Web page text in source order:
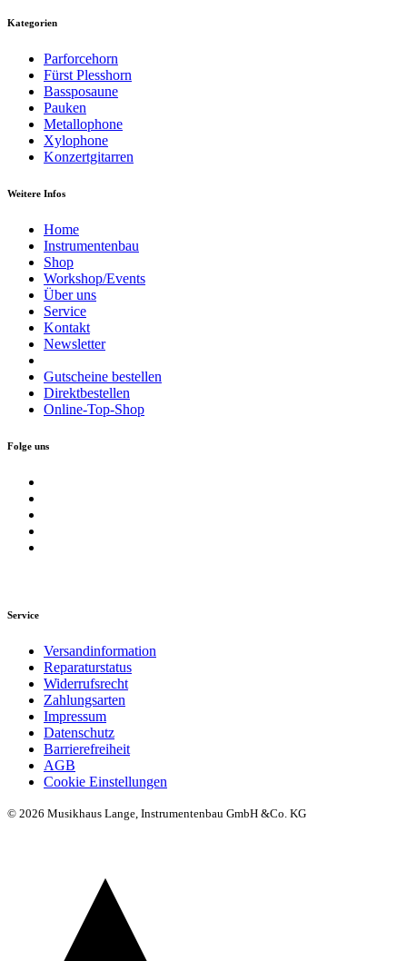
Kategorien
Parforcehorn
Fürst Plesshorn
Bassposaune
Pauken
Metallophone
Xylophone
Konzertgitarren
Weitere Infos
Home
Instrumentenbau
Shop
Workshop/Events
Über uns
Service
Kontakt
Newsletter
Gutscheine bestellen
Direktbestellen
Online-Top-Shop
Folge uns
Service
Versandinformation
Reparaturstatus
Widerrufsrecht
Zahlungsarten
Impressum
Datenschutz
Barrierefreiheit
AGB
Cookie Einstellungen
© 2026 Musikhaus Lange, Instrumentenbau GmbH &Co. KG